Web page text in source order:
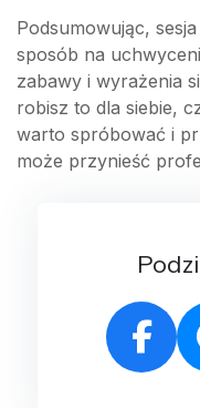
Podsumowując,
sposób na
zabawy i wyrażenia
robisz to dla siebie,
warto spróbować i
może przynieść